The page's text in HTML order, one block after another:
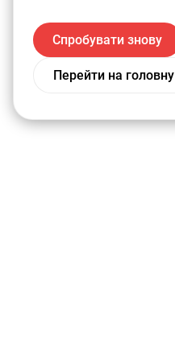
Спробувати знову
Перейти на головну